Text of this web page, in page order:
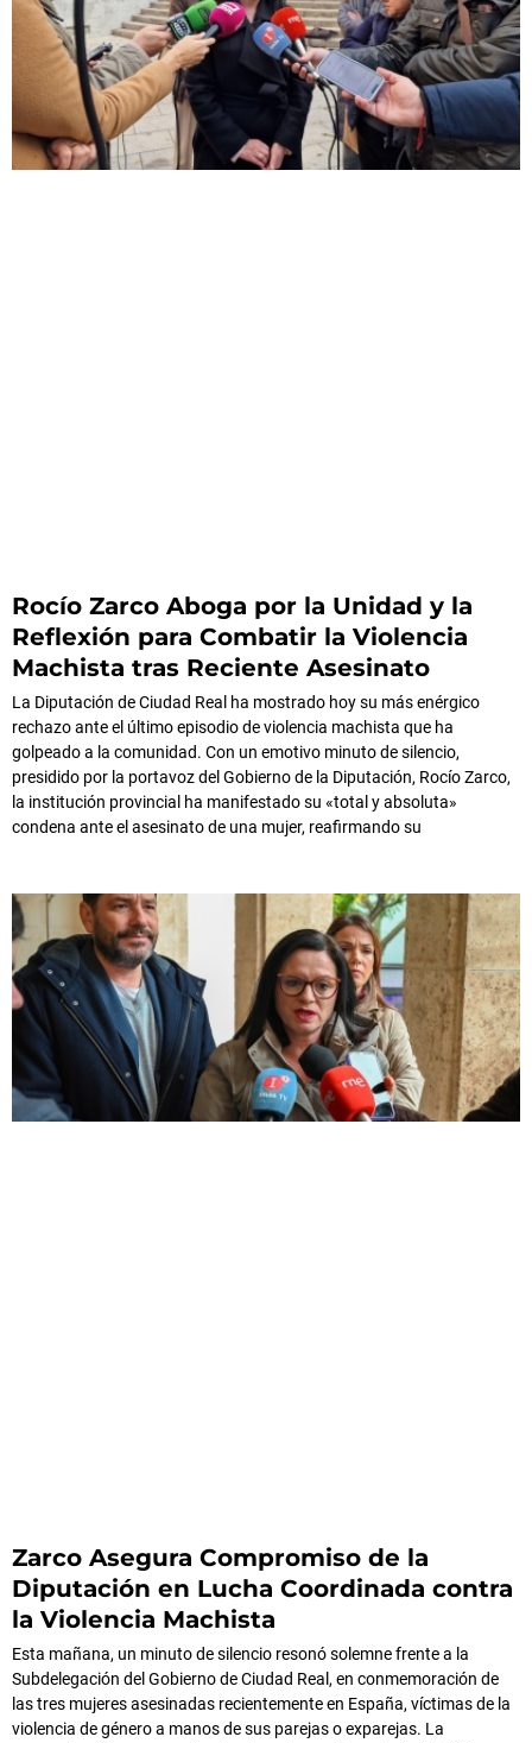
Rocío Zarco Aboga por la Unidad y la
Reflexión para Combatir la Violencia
Machista tras Reciente Asesinato
La Diputación de Ciudad Real ha mostrado hoy su más enérgico
rechazo ante el último episodio de violencia machista que ha
golpeado a la comunidad. Con un emotivo minuto de silencio,
presidido por la portavoz del Gobierno de la Diputación, Rocío Zarco,
la institución provincial ha manifestado su «total y absoluta»
condena ante el asesinato de una mujer, reafirmando su
Zarco Asegura Compromiso de la
Diputación en Lucha Coordinada contra
la Violencia Machista
Esta mañana, un minuto de silencio resonó solemne frente a la
Subdelegación del Gobierno de Ciudad Real, en conmemoración de
las tres mujeres asesinadas recientemente en España, víctimas de la
violencia de género a manos de sus parejas o exparejas. La